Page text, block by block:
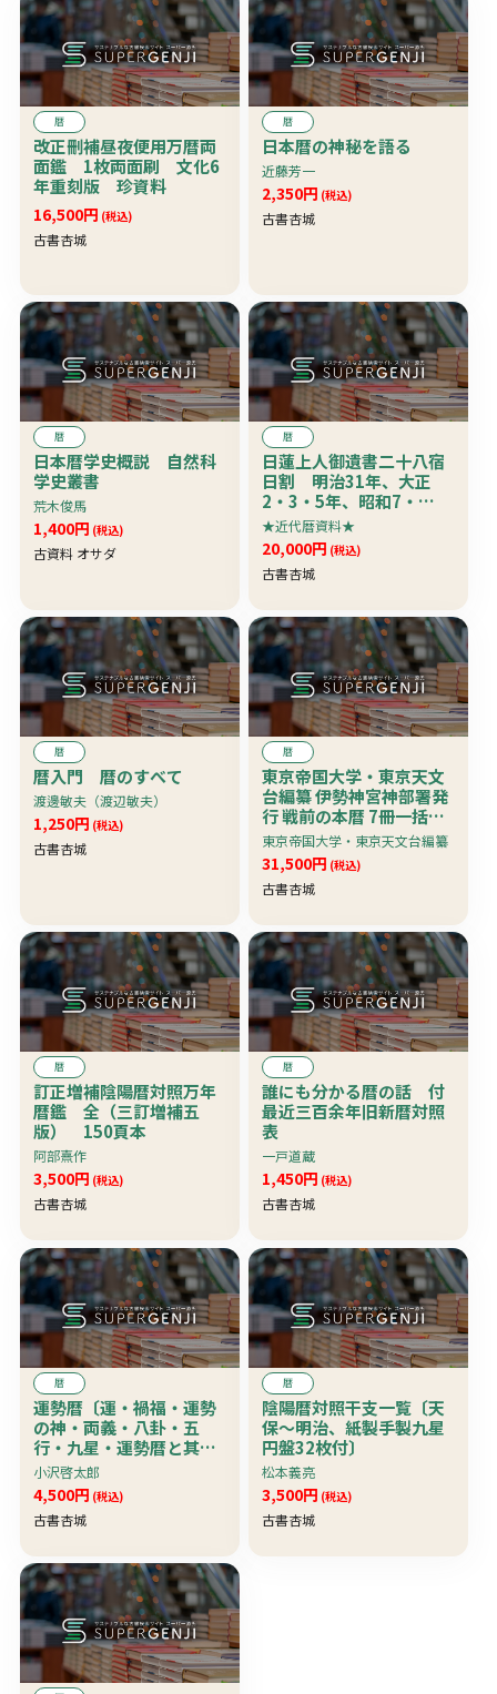
暦
改正刪補昼夜便用万暦両
面鑑 1枚両面刷 文化6
年重刻版 珍資料
16,500円 (税込)
古書杏城
暦
日本暦の神秘を語る
近藤芳一
2,350円 (税込)
古書杏城
暦
日本暦学史概説 自然科
学史叢書
荒木俊馬
1,400円 (税込)
古資料 オサダ
暦
日蓮上人御遺書二十八宿
日割 明治31年、大正
2・3・5年、昭和7・
10・11・12年版 8冊一
括 珍資料
★近代暦資料★
20,000円 (税込)
古書杏城
暦
暦入門 暦のすべて
渡邊敏夫（渡辺敏夫）
1,250円 (税込)
古書杏城
暦
東京帝国大学・東京天文
台編纂 伊勢神宮神部署発
行 戦前の本暦 7冊一括
〔小型の略本暦ではなく
和綴大判の「本暦」、天
文・気象に関する詳細な
資料を掲載、明治43・明
和5・昭和6・昭和7
年〕 超珍資料
東京帝国大学・東京天文台編纂
31,500円 (税込)
古書杏城
暦
訂正増補陰陽暦対照万年
暦鑑 全（三訂増補五
版） 150頁本
阿部熹作
3,500円 (税込)
古書杏城
暦
誰にも分かる暦の話 付
最近三百余年旧新暦対照
表
一戸道蔵
1,450円 (税込)
古書杏城
暦
運勢暦〔運・禍福・運勢
の神・両義・八卦・五
行・九星・運勢暦と其繰
り様・二十八宿・年神・
暦の中段〕 珍本
小沢啓太郎
4,500円 (税込)
古書杏城
暦
陰陽暦対照干支一覧〔天
保〜明治、紙製手製九星
円盤32枚付〕
松本義亮
3,500円 (税込)
古書杏城